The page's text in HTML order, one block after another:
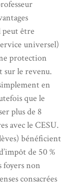
peut être
universel)
protection
sur le revenu.
en
que le
plus de 8
avec le CESU.
bénéficient
de 50 %
foyers non
consacrées